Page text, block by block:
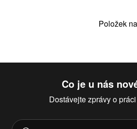
Položek
Co je u nás
Dostávejte zprávy o